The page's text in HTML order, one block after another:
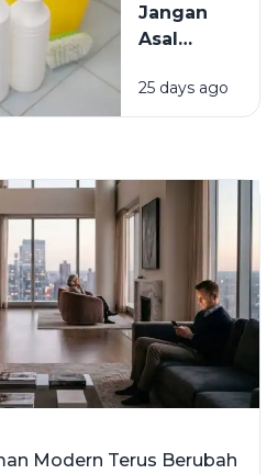
Mengatasinya
Jangan
Asal
Bahan
Pembersih
25 days ago
Modern Terus Berubah